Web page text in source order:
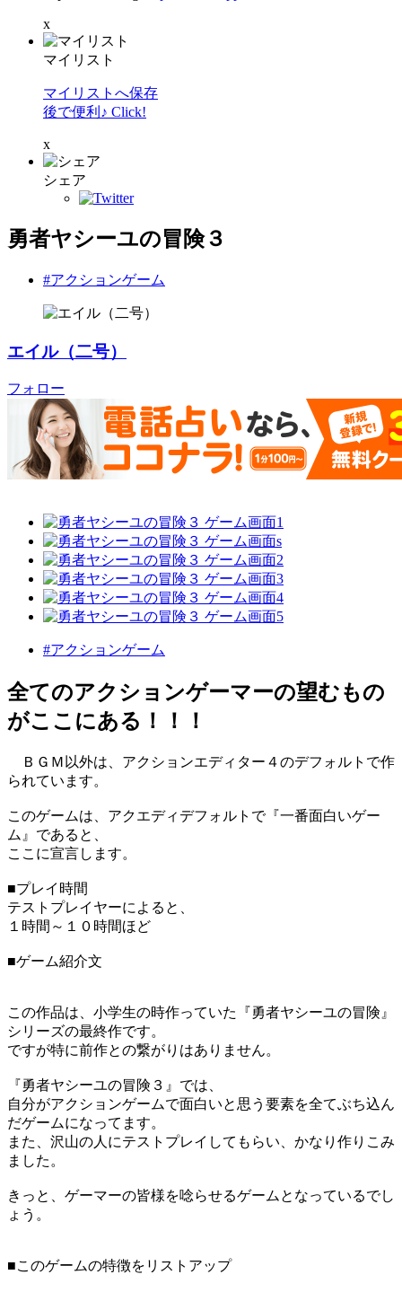
x
マイリスト
マイリストへ保存
後で便利♪ Click!
x
シェア
勇者ヤシーユの冒険３
#アクションゲーム
エイル（二号）
フォロー
#アクションゲーム
全てのアクションゲーマーの望むもの
がここにある！！！
ＢＧＭ以外は、アクションエディター４のデフォルトで作
られています。
このゲームは、アクエディデフォルトで『一番面白いゲー
ム』であると、
ここに宣言します。
■プレイ時間
テストプレイヤーによると、
１時間～１０時間ほど
■ゲーム紹介文
この作品は、小学生の時作っていた『勇者ヤシーユの冒険』
シリーズの最終作です。
ですが特に前作との繋がりはありません。
『勇者ヤシーユの冒険３』では、
自分がアクションゲームで面白いと思う要素を全てぶち込ん
だゲームになってます。
また、沢山の人にテストプレイしてもらい、かなり作りこみ
ました。
きっと、ゲーマーの皆様を唸らせるゲームとなっているでし
ょう。
■このゲームの特徴をリストアップ